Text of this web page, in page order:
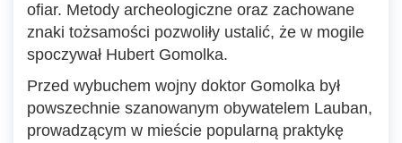
ofiar. Metody archeologiczne oraz zachowane
znaki tożsamości pozwoliły ustalić, że w mogile
spoczywał Hubert Gomolka.
Przed wybuchem wojny doktor Gomolka był
powszechnie szanowanym obywatelem Lauban,
prowadzącym w mieście popularną praktykę